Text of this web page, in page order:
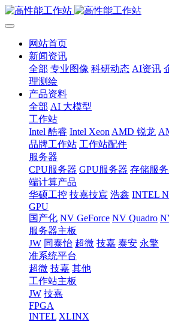
网站首页
新闻资讯
全部 专业图像 科研动态 AI资讯
理测绘
产品资料
全部 AI 大模型
工作站
Intel 酷睿 Intel Xeon AMD 锐龙
品牌工作站 工作站配件
服务器
CPU服务器 GPU服务器 存储服
端计算产品
华硕工控 技嘉技宸 浩鑫 INTEL
GPU
国产化 NV GeForce NV Quadro
服务器主板
JW 同泰怡 超微 技嘉 泰安 永擎
准系统平台
超微 技嘉 其他
工作站主板
JW 技嘉
FPGA
INTEL XLINX